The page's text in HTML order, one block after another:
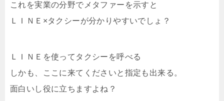
これを実業の分野でメタファーを示すと
ＬＩＮＥ×タクシーが分かりやすいでしょ？
ＬＩＮＥを使ってタクシーを呼べる
しかも、ここに来てくださいと指定も出来る。
面白いし役に立ちますよね？